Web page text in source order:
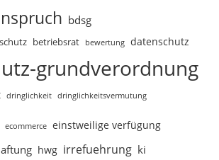
bdsg
betriebsrat bewertung datenschutz
grundverordnung
dringlichkeit dringlichkeitsvermutung
ecommerce einstweilige verfügung
hwg irrefuehrung ki